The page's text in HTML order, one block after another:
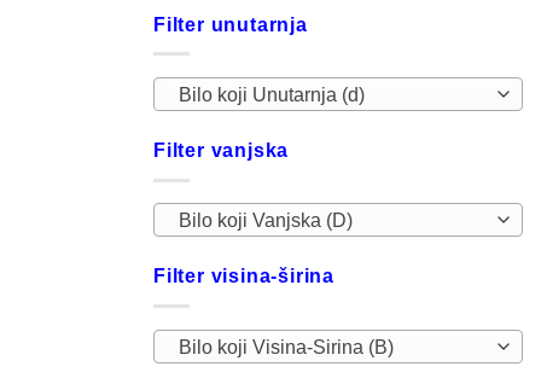
Filter unutarnja
Bilo koji Unutarnja (d)
Filter vanjska
Bilo koji Vanjska (D)
Filter visina-širina
Bilo koji Visina-Sirina (B)